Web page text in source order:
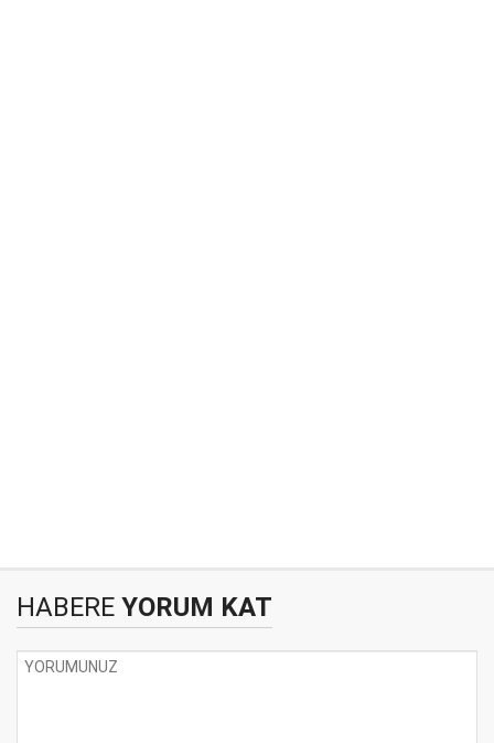
HABERE YORUM KAT